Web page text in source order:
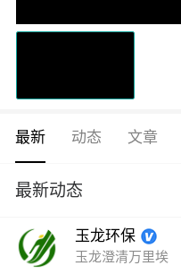
最新 动态 文章
最新动态
玉龙环保
玉龙澄清万里埃